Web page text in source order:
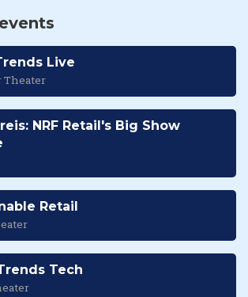
Live
Theater
NRF Retail's Big Show
Retail
Tech